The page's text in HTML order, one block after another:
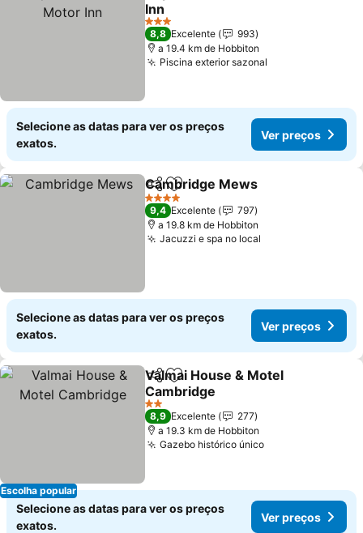
Inn
Ver preços
3 Estrelas
8,8 Excelente
993
a 19.4 km de Hobbiton
Piscina exterior sazonal
Selecione as datas para ver os preços
exatos.
Ver preços
PartilharAdicionar aos favoritos
Cambridge Mews
4 Estrelas
9,4 Excelente
797
a 19.8 km de Hobbiton
Jacuzzi e spa no local
Selecione as datas para ver os preços
exatos.
Ver preços
Escolha popular
PartilharAdicionar aos favoritos
Valmai House & Motel
Cambridge
Ver preços
2 Estrelas
8,9 Excelente
277
a 19.3 km de Hobbiton
Gazebo histórico únicoVer preços
Selecione as datas para ver os preços
exatos.
Ver preços